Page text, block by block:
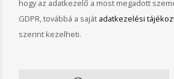
hogy az adatkezelő a most megadott
GDPR, továbbá a saját adatkezelési
szerint kezelheti.